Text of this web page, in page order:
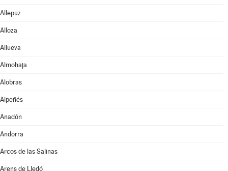
Allepuz
Alloza
Allueva
Almohaja
Alobras
Alpeñés
Anadón
Andorra
Arcos de las Salinas
Arens de Lledó